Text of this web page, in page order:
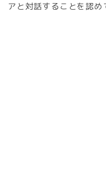
アと対話することを認め